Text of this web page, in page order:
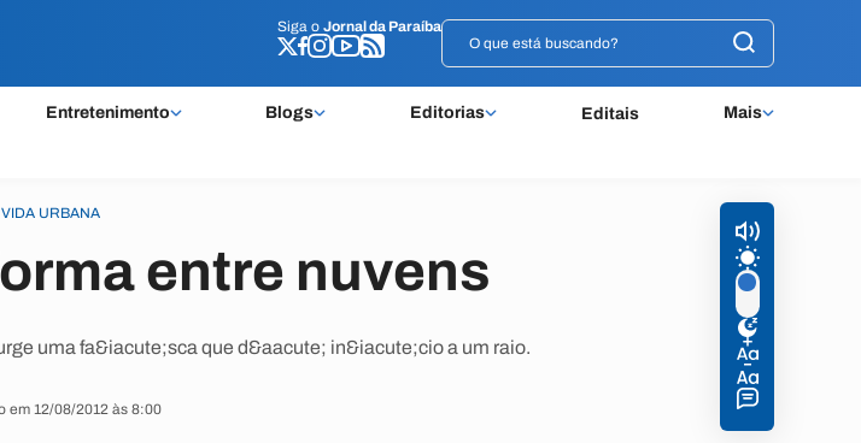
Siga o Jornal da Paraíba
Entretenimento Blogs Editorias Editais Mais
Siga o Jornal da Paraíba
VIDA URBANA
entre nuvens
uma fa&iacute;sca que d&aacute; in&iacute;cio a um raio.
em 12/08/2012 às 8:00